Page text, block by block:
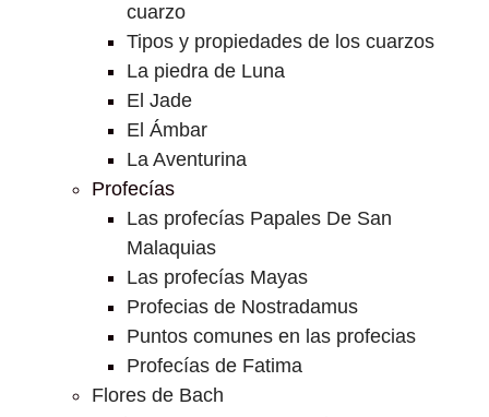
cuarzo
Tipos y propiedades de los cuarzos
La piedra de Luna
El Jade
El Ámbar
La Aventurina
Profecías
Las profecías Papales De San
Malaquias
Las profecías Mayas
Profecias de Nostradamus
Puntos comunes en las profecias
Profecías de Fatima
Flores de Bach